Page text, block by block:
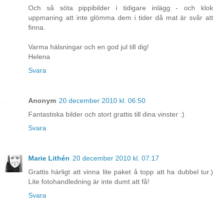
Och så söta pippibilder i tidigare inlägg - och klok
uppmaning att inte glömma dem i tider då mat är svår att
finna.
Varma hälsningar och en god jul till dig!
Helena
Svara
Anonym 20 december 2010 kl. 06:50
Fantastiska bilder och stort grattis till dina vinster :)
Svara
Marie Lithén 20 december 2010 kl. 07:17
Grattis härligt att vinna lite paket å topp att ha dubbel tur.)
Lite fotohandledning är inte dumt att få!
Svara